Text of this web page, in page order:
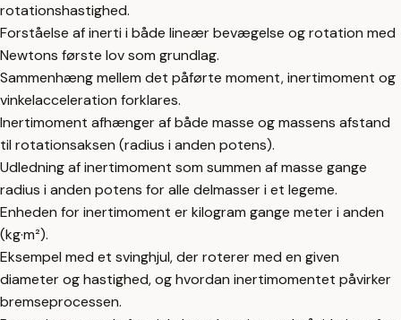
rotationshastighed.
Forståelse af inerti i både lineær bevægelse og rotation med
Newtons første lov som grundlag.
Sammenhæng mellem det påførte moment, inertimoment og
vinkelacceleration forklares.
Inertimoment afhænger af både masse og massens afstand
til rotationsaksen (radius i anden potens).
Udledning af inertimoment som summen af masse gange
radius i anden potens for alle delmasser i et legeme.
Enheden for inertimoment er kilogram gange meter i anden
(kg·m²).
Eksempel med et svinghjul, der roterer med en given
diameter og hastighed, og hvordan inertimomentet påvirker
bremseprocessen.